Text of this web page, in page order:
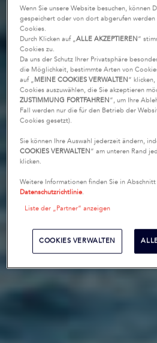
Wenn Sie unsere Website besuchen, können
gespeichert oder von dort abgerufen
Cookies.
Durch Klicken auf „ALLE AKZEPTIEREN“
Cookies zu.
Da uns der Schutz Ihrer Privatsphäre
die Möglichkeit, bestimmte Arten von
auf „MEINE COOKIES VERWALTEN“
Cookies auszuwählen, die Sie akzeptieren
ZUSTIMMUNG FORTFAHREN“, um Ihre
Fall werden nur die für den Betrieb der
Cookies gesetzt).
Sie können Ihre Auswahl jederzeit ändern,
COOKIES VERWALTEN“ am unteren Rand
klicken.
Weitere Informationen finden Sie in Abschnitt
Datenschutzrichtlinie.
Liste der „Partner“ anzeigen
COOKIES VERWALTEN